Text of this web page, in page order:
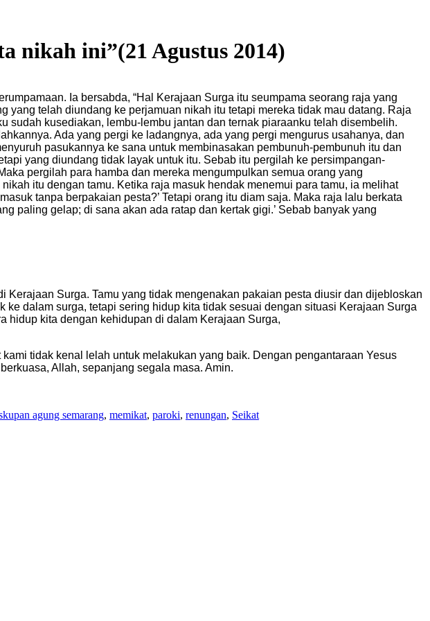
nikah ini”(21 Agustus 2014)
Ia bersabda, “Hal Kerajaan Surga itu seumpama seorang raja yang
telah diundang ke perjamuan nikah itu tetapi mereka tidak mau datang. Raja
sudah kusediakan, lembu-lembu jantan dan ternak piaraanku telah disembelih.
Ada yang pergi ke ladangnya, ada yang pergi mengurus usahanya, dan
pasukannya ke sana untuk membinasakan pembunuh-pembunuh itu dan
yang diundang tidak layak untuk itu. Sebab itu pergilah ke persimpangan-
pergilah para hamba dan mereka mengumpulkan semua orang yang
itu dengan tamu. Ketika raja masuk hendak menemui para tamu, ia melihat
tanpa berpakaian pesta?’ Tetapi orang itu diam saja. Maka raja lalu berkata
paling gelap; di sana akan ada ratap dan kertak gigi.’ Sebab banyak yang
Surga. Tamu yang tidak mengenakan pakaian pesta diusir dan dijebloskan
dalam surga, tetapi sering hidup kita tidak sesuai dengan situasi Kerajaan Surga
hidup kita dengan kehidupan di dalam Kerajaan Surga,
tidak kenal lelah untuk melakukan yang baik. Dengan pengantaraan Yesus
Allah, sepanjang segala masa. Amin.
agung semarang, memikat, paroki, renungan, Seikat